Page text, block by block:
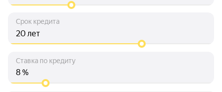
Срок кредита
лет
Ставка по кредиту
%